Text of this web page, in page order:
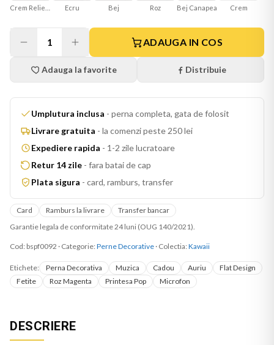
Ecru Bej Roz Bej Canapea Crem
1 ADAUGA IN COS
Adauga la favorite Distribuie
Umplutura inclusa - perna completa, gata de folosit
Livrare gratuita - la comenzi peste 250 lei
Expediere rapida - 1-2 zile lucratoare
Retur 14 zile - fara batai de cap
Plata sigura - card, ramburs, transfer
Card Ramburs la livrare
Transfer bancar
Garantie legala de conformitate 24 luni (OUG 140/2021).
Cod: bspf0092 · Categorie: Perne Decorative · Colectia: Kawaii
Etichete: Perna Decorativa Muzica Cadou Auriu
Flat Design
Fetite
Roz Magenta Printesa Pop Microfon
DESCRIERE